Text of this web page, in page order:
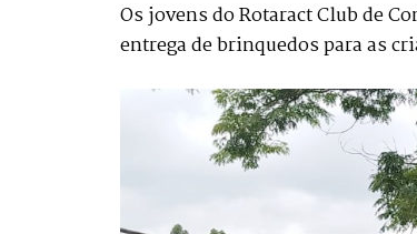
Os jovens do Rotaract Club de
entrega de brinquedos para as